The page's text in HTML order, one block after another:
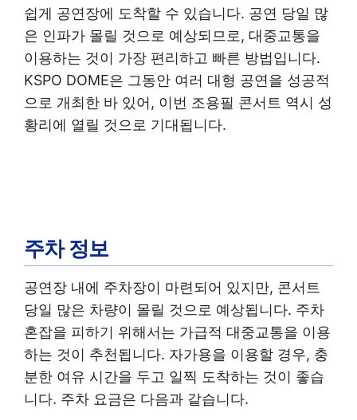
쉽게 공연장에 도착할 수 있습니다. 공연 당일 많
은 인파가 몰릴 것으로 예상되므로, 대중교통을
이용하는 것이 가장 편리하고 빠른 방법입니다.
KSPO DOME은 그동안 여러 대형 공연을 성공적
으로 개최한 바 있어, 이번 조용필 콘서트 역시 성
황리에 열릴 것으로 기대됩니다.
주차 정보
공연장 내에 주차장이 마련되어 있지만, 콘서트
당일 많은 차량이 몰릴 것으로 예상됩니다. 주차
혼잡을 피하기 위해서는 가급적 대중교통을 이용
하는 것이 추천됩니다. 자가용을 이용할 경우, 충
분한 여유 시간을 두고 일찍 도착하는 것이 좋습
니다. 주차 요금은 다음과 같습니다.